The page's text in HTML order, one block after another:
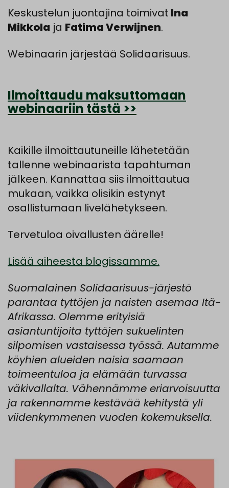
Keskustelun juontajina toimivat Ina
Mikkola ja Fatima Verwijnen.
Webinaarin järjestää Solidaarisuus.
Ilmoittaudu maksuttomaan
webinaariin tästä >>
Kaikille ilmoittautuneille lähetetään
tallenne webinaarista tapahtuman
jälkeen. Kannattaa siis ilmoittautua
mukaan, vaikka olisikin estynyt
osallistumaan livelähetykseen.
Tervetuloa oivallusten äärelle!
Lisää aiheesta blogissamme.
Suomalainen Solidaarisuus-järjestö
parantaa tyttöjen ja naisten asemaa Itä-
Afrikassa. Olemme erityisiä
asiantuntijoita tyttöjen sukuelinten
silpomisen vastaisessa työssä. Autamme
köyhien alueiden naisia saamaan
toimeentuloa ja elämään turvassa
väkivallalta. Vähennämme eriarvoisuutta
ja rakennamme kestävää kehitystä yli
viidenkymmenen vuoden kokemuksella.